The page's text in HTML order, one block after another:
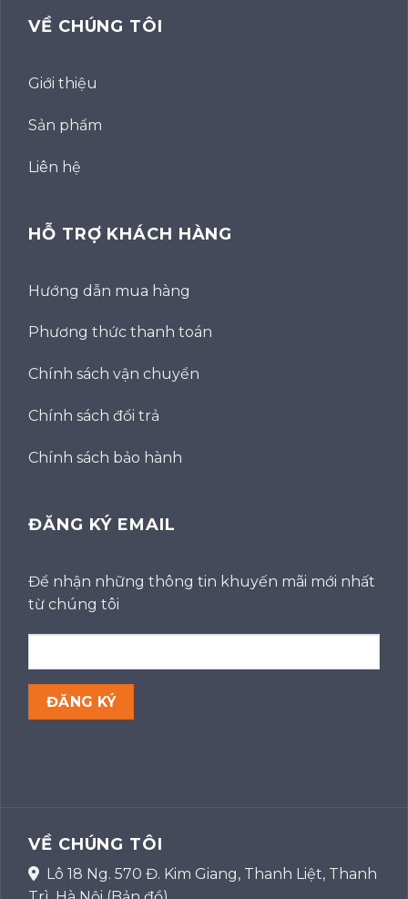
VỀ CHÚNG TÔI
Giới thiệu
Sản phẩm
Liên hệ
HỖ TRỢ KHÁCH HÀNG
Hướng dẫn mua hàng
Phương thức thanh toán
Chính sách vận chuyển
Chính sách đổi trả
Chính sách bảo hành
ĐĂNG KÝ EMAIL
Để nhận những thông tin khuyến mãi mới nhất
từ chúng tôi
VỀ CHÚNG TÔI
Lô 18 Ng. 570 Đ. Kim Giang, Thanh Liệt, Thanh